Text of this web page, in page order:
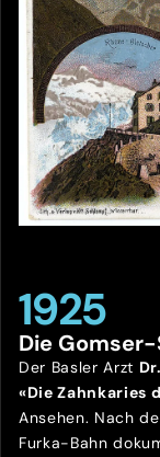
1925
Die
Der Basler Arzt
«Die Zahnkaries
Ansehen. Nach
Furka-Bahn